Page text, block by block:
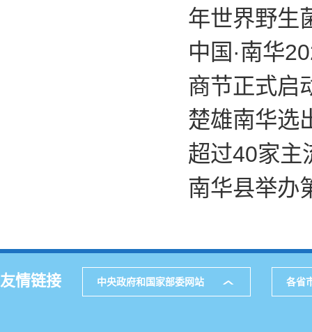
年世界野生
中国·南华
商节正式启
楚雄南华选
超过40家主
南华县举办
友情链接 中央政府和国家部委网站 各省